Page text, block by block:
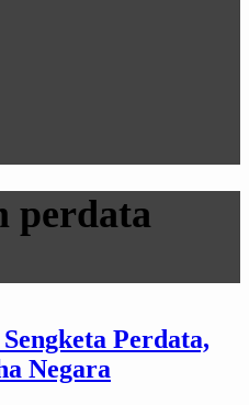
perdata
Perdata,
Negara